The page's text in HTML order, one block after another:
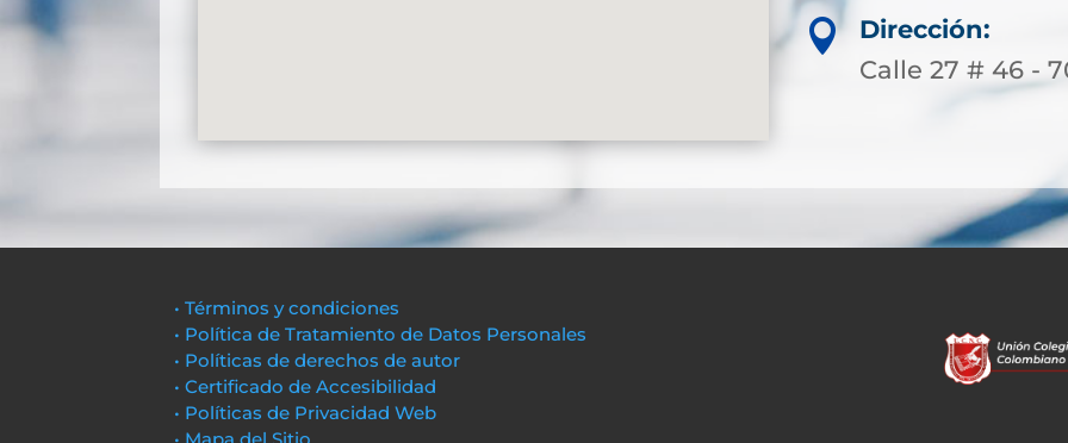

Dirección:
Calle 27 # 46 -
• Términos y condiciones
• Política de Tratamiento de Datos Personales
• Políticas de derechos de autor
• Certificado de Accesibilidad
• Políticas de Privacidad Web